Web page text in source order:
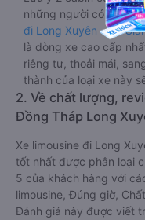
những người có thân
đi Long Xuyên - An
là dòng xe cao cấp
riêng tư, thoải mái,
thành của loại xe này
2. Về chất lượng,
Đồng Tháp Long
Xe limousine đi Long
tốt nhất được phân loại
5 của khách hàng với
limousine, Đúng giờ,
Đánh giá này được viết